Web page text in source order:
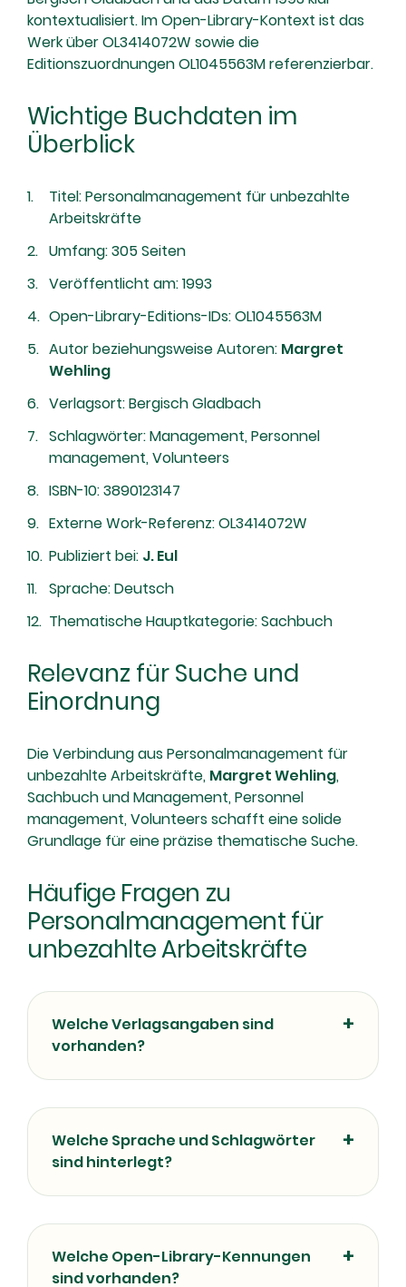
kontextualisiert. Im Open-Library-Kontext ist das
Werk über OL3414072W sowie die
Editionszuordnungen OL1045563M referenzierbar.
Wichtige Buchdaten im
Überblick
Titel: Personalmanagement für unbezahlte
Arbeitskräfte
Umfang: 305 Seiten
Veröffentlicht am: 1993
Open-Library-Editions-IDs: OL1045563M
Autor beziehungsweise Autoren: Margret
Wehling
Verlagsort: Bergisch Gladbach
Schlagwörter: Management, Personnel
management, Volunteers
ISBN-10: 3890123147
Externe Work-Referenz: OL3414072W
Publiziert bei: J. Eul
Sprache: Deutsch
Thematische Hauptkategorie: Sachbuch
Relevanz für Suche und
Einordnung
Die Verbindung aus Personalmanagement für
unbezahlte Arbeitskräfte, Margret Wehling,
Sachbuch und Management, Personnel
management, Volunteers schafft eine solide
Grundlage für eine präzise thematische Suche.
Häufige Fragen zu
Personalmanagement für
unbezahlte Arbeitskräfte
Welche Verlagsangaben sind
vorhanden?
Welche Sprache und Schlagwörter
sind hinterlegt?
Welche Open-Library-Kennungen
sind vorhanden?